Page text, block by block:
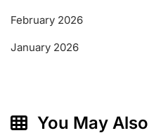
February 2026
January 2026
You May